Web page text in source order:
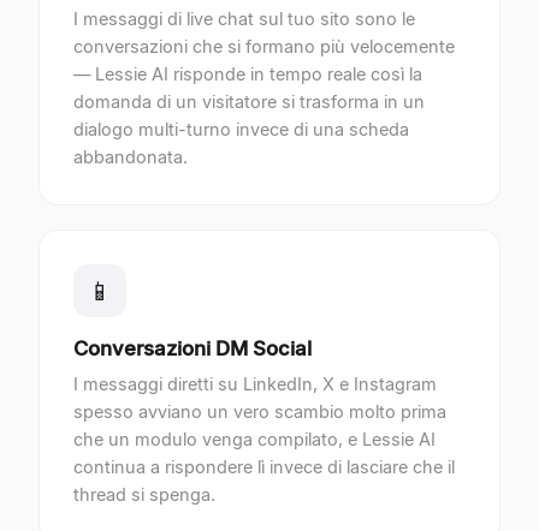
I messaggi di live chat sul tuo sito sono le
conversazioni che si formano più velocemente
— Lessie AI risponde in tempo reale così la
domanda di un visitatore si trasforma in un
dialogo multi-turno invece di una scheda
abbandonata.
📱
Conversazioni DM Social
I messaggi diretti su LinkedIn, X e Instagram
spesso avviano un vero scambio molto prima
che un modulo venga compilato, e Lessie AI
continua a rispondere lì invece di lasciare che il
thread si spenga.